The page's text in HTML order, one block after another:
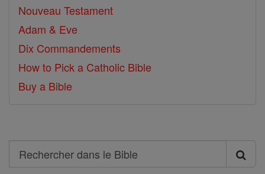
Nouveau Testament
Adam & Eve
Dix Commandements
How to Pick a Catholic Bible
Buy a Bible
Search
Rechercher